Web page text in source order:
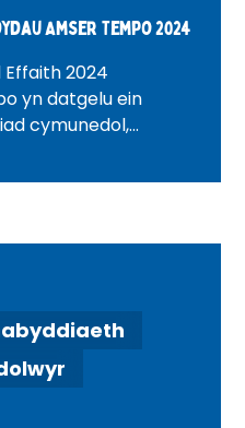
Amser Tempo 2024
2024
yn datgelu ein
cymunedol,
gwirioneddol